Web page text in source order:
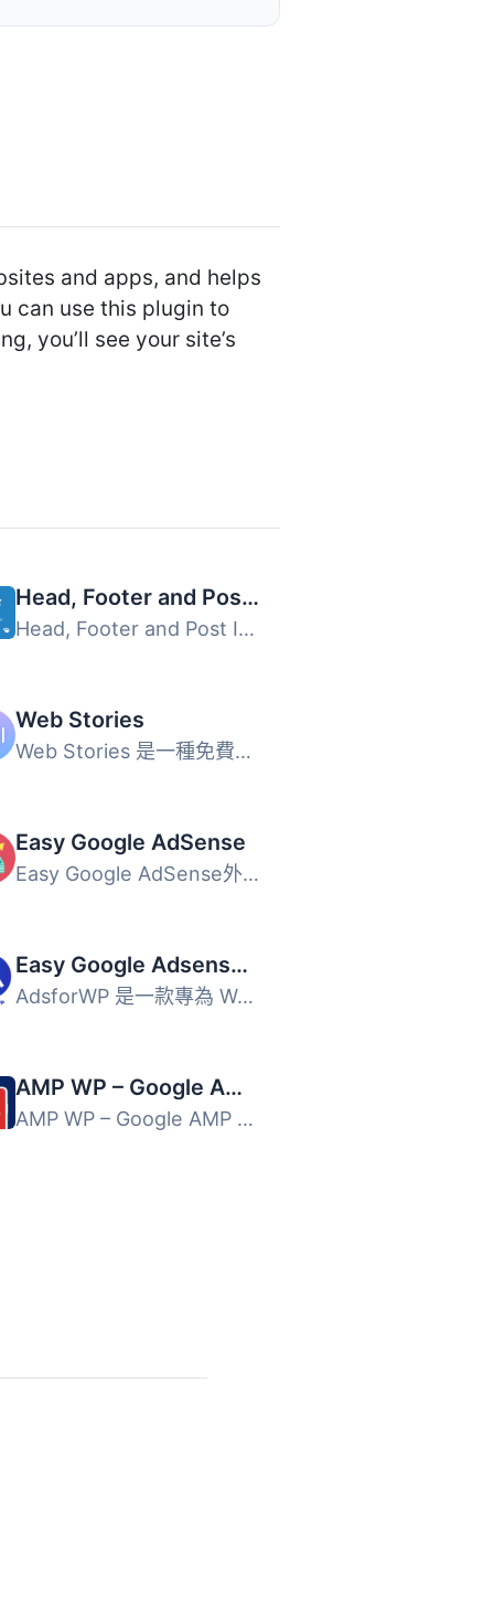
and apps, and helps
can use this plugin to
you’ll see your site’s
Head, Footer and Post Injections
Head, Footer and Post Injections 外掛讓使用者能夠集中管理...
Web Stories
Web Stories 是一種免費、開放網絡的視覺故事格式，讓您能夠...
Easy Google AdSense
Easy Google AdSense外掛為 WordPress 使用者提供了在網站上...
Easy Google Adsense and Banner Ads Manager – AdsforWP
AdsforWP 是一款專為 WordPress 和 AMP 設計的 Google Ads 和...
AMP WP – Google AMP For WordPress
AMP WP – Google AMP For WP 外掛能自動為您的網站添加加速行...